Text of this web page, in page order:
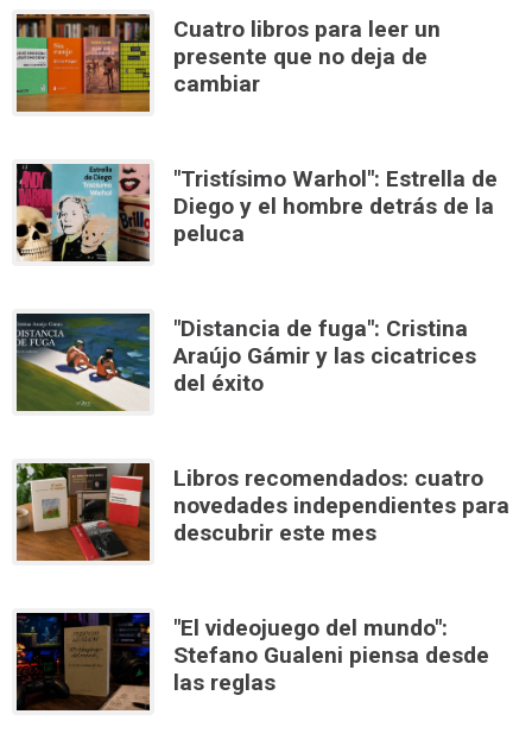
Cuatro libros para leer un
presente que no deja de
cambiar
"Tristísimo Warhol": Estrella de
Diego y el hombre detrás de la
peluca
"Distancia de fuga": Cristina
Araújo Gámir y las cicatrices
del éxito
Libros recomendados: cuatro
novedades independientes para
descubrir este mes
"El videojuego del mundo":
Stefano Gualeni piensa desde
las reglas